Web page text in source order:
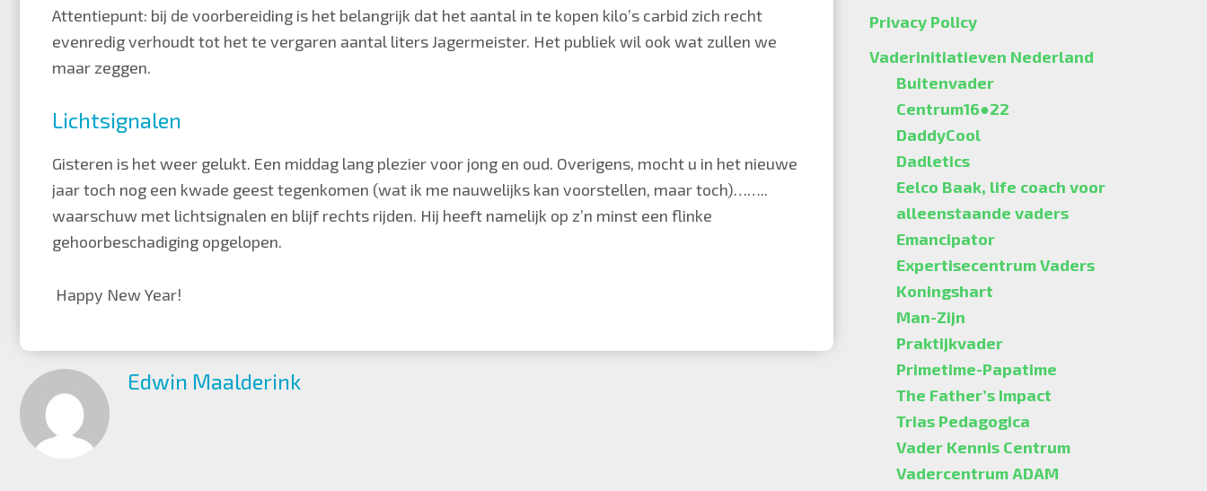
Attentiepunt: bij de voorbereiding is het belangrijk dat het aantal in te kopen kilo’s carbid zich recht
evenredig verhoudt tot het te vergaren aantal liters Jagermeister. Het publiek wil ook wat zullen we
maar zeggen.
Lichtsignalen
Gisteren is het weer gelukt. Een middag lang plezier voor jong en oud. Overigens, mocht u in het nieuwe
jaar toch nog een kwade geest tegenkomen (wat ik me nauwelijks kan voorstellen, maar toch)……..
waarschuw met lichtsignalen en blijf rechts rijden. Hij heeft namelijk op z’n minst een flinke
gehoorbeschadiging opgelopen.
Happy New Year!
Edwin Maalderink
Privacy Policy
Vaderinitiatieven Nederland
Buitenvader
Centrum16●22
DaddyCool
Dadletics
Eelco Baak, life coach voor
alleenstaande vaders
Emancipator
Expertisecentrum Vaders
Koningshart
Man-Zijn
Praktijkvader
Primetime-Papatime
The Father’s Impact
Trias Pedagogica
Vader Kennis Centrum
Vadercentrum ADAM